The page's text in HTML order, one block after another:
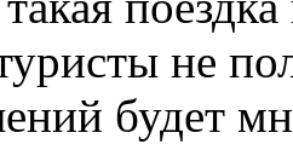
не
будет